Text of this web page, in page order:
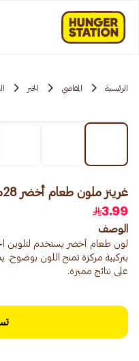
الرئيسية المقاضي الخبر
غرينز ملون طعام أخضر 28مل
3.99
الوصف
لون طعام أخضر يستخدم لتلوين
بتركيبة مركزة تمنح اللون
على نتائج مميزة.